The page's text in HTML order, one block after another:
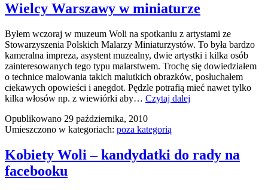
Wielcy Warszawy w miniaturze
Byłem wczoraj w muzeum Woli na spotkaniu z artystami ze
Stowarzyszenia Polskich Malarzy Miniaturzystów. To była bardzo
kameralna impreza, asystent muzealny, dwie artystki i kilka osób
zainteresowanych tego typu malarstwem. Trochę się dowiedziałem
o technice malowania takich malutkich obrazków, posłuchałem
ciekawych opowieści i anegdot. Pędzle potrafią mieć nawet tylko
kilka włosów np. z wiewiórki aby… Czytaj dalej
Opublikowano 29 października, 2010
Umieszczono w kategoriach: poza kategorią
Kobiety Woli – kandydatki do rady na
facebooku